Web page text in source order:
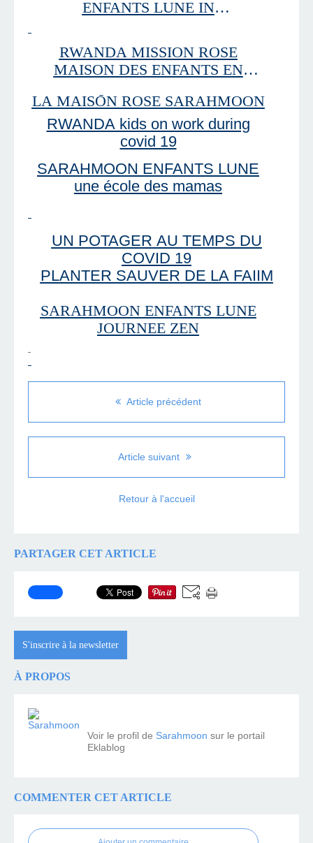
ENFANTS LUNE IN
RWANDA MISSION ROSE
MAISON DES ENFANTS EN
LA MAISON ROSE SARAHMOON
RWANDA kids on work during
covid 19
SARAHMOON ENFANTS LUNE
une école des mamas
UN POTAGER AU TEMPS DU
COVID 19
PLANTER SAUVER DE LA FAIIM
SARAHMOON ENFANTS LUNE
JOURNEE ZEN
Article précédent
Article suivant
Retour à l'accueil
PARTAGER CET ARTICLE
S'inscrire à la newsletter
À PROPOS
Voir le profil de Sarahmoon sur le portail
Eklablog
COMMENTER CET ARTICLE